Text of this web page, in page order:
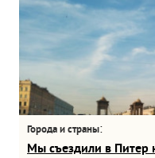
Города и страны:
Мы съездили в Питер